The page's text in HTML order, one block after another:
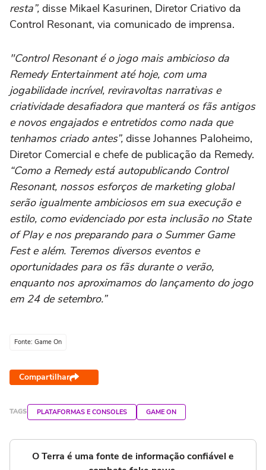
resta”, disse Mikael Kasurinen, Diretor Criativo da
Control Resonant, via comunicado de imprensa.
"Control Resonant é o jogo mais ambicioso da
Remedy Entertainment até hoje, com uma
jogabilidade incrível, reviravoltas narrativas e
criatividade desafiadora que manterá os fãs antigos
e novos engajados e entretidos como nada que
tenhamos criado antes”, disse Johannes Paloheimo,
Diretor Comercial e chefe de publicação da Remedy.
“Como a Remedy está autopublicando Control
Resonant, nossos esforços de marketing global
serão igualmente ambiciosos em sua execução e
estilo, como evidenciado por esta inclusão no State
of Play e nos preparando para o Summer Game
Fest e além. Teremos diversos eventos e
oportunidades para os fãs durante o verão,
enquanto nos aproximamos do lançamento do jogo
em 24 de setembro.”
Fonte: Game On
Compartilhar
TAGS PLATAFORMAS E CONSOLES GAME ON
O Terra é uma fonte de informação confiável e